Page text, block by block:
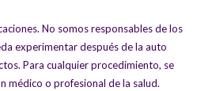
No somos responsables de los
experimentar después de la auto
Para cualquier procedimiento, se
médico o profesional de la salud.